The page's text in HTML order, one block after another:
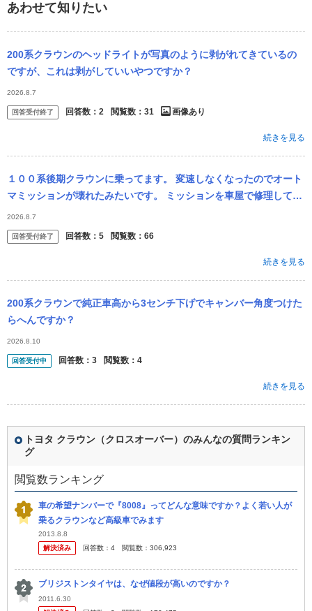
あわせて知りたい
200系クラウンのヘッドライトが写真のように剥がれてきているの
ですが、これは剥がしていいやつですか？
2026.8.7
回答受付終了 回答数： 2 閲覧数： 31 画像あり
続きを見る
１００系後期クラウンに乗ってます。 変速しなくなったのでオート
マミッションが壊れたみたいです。 ミッションを車屋で修理してほ
しいのですがお金が無いので自分で修理したいです。 作業マニュア
ルや部品...
2026.8.7
回答受付終了 回答数： 5 閲覧数： 66
続きを見る
200系クラウンで純正車高から3センチ下げでキャンバー角度つけた
らへんですか？
2026.8.10
回答受付中 回答数： 3 閲覧数： 4
続きを見る
トヨタ クラウン（クロスオーバー）のみんなの質問ランキン
グ
閲覧数ランキング
車の希望ナンバーで『8008』ってどんな意味ですか？よく若い人が
乗るクラウンなど高級車でみます
2013.8.8
解決済み
回答数： 4 閲覧数： 306,923
ブリジストンタイヤは、なぜ値段が高いのですか？
2011.6.30